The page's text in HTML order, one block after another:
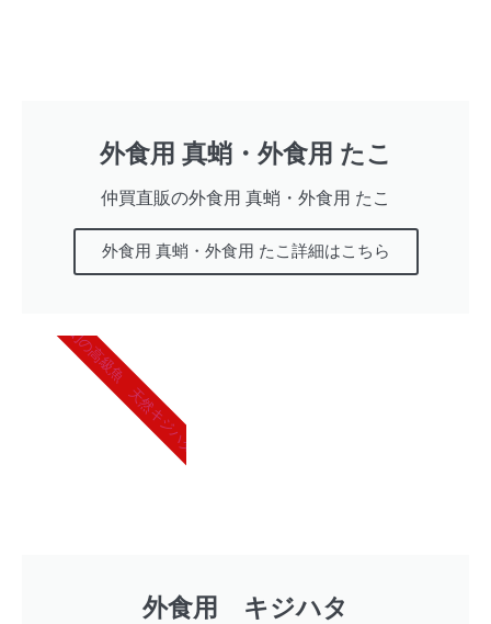
外食用 真蛸・外食用 たこ
仲買直販の外食用 真蛸・外食用 たこ
外食用 真蛸・外食用 たこ詳細はこちら
外食用 キジハタ
幻の高級魚 天然キジハタ